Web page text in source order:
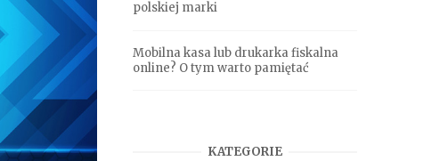
polskiej marki
Mobilna kasa lub drukarka fiskalna
online? O tym warto pamiętać
KATEGORIE